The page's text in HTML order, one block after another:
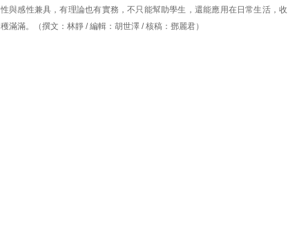
性與感性兼具，有理論也有實務，不只能幫助學生，還能應用在日常生活，收
穫滿滿。（撰文：林靜 / 編輯：胡世澤 / 核稿：鄧麗君）